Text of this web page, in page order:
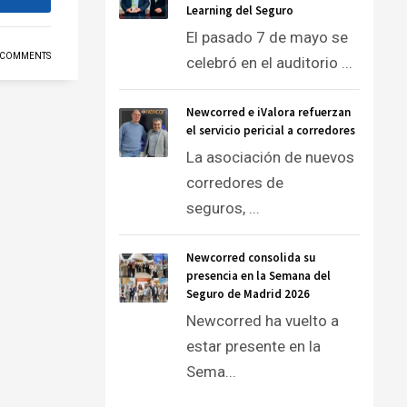
Learning del Seguro
El pasado 7 de mayo se
celebró en el auditorio ...
Newcorred e iValora refuerzan
el servicio pericial a corredores
La asociación de nuevos
corredores de
seguros, ...
Newcorred consolida su
presencia en la Semana del
Seguro de Madrid 2026
Newcorred ha vuelto a
estar presente en la
Sema...